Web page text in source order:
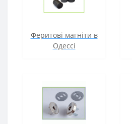
Феритові магніти в
Одессі